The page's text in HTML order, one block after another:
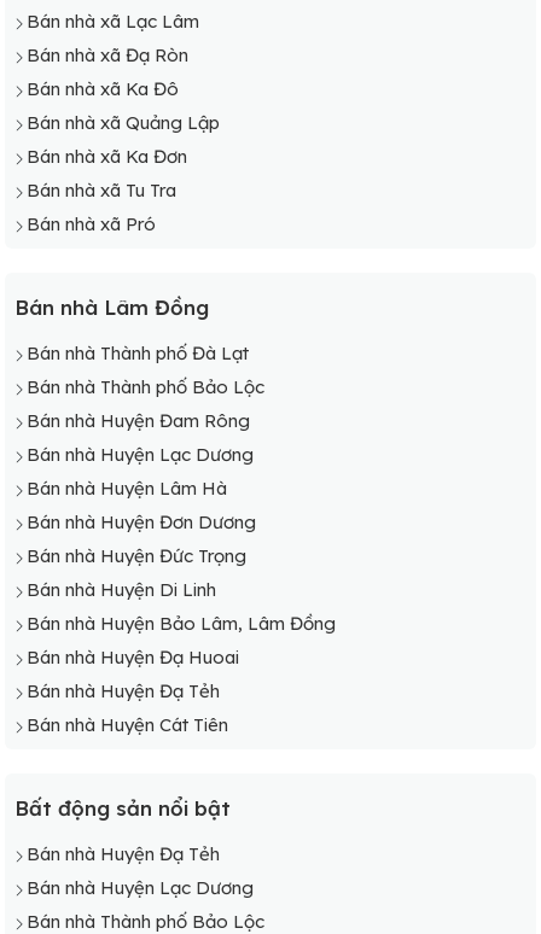
Bán nhà xã Lạc Lâm
Bán nhà xã Đạ Ròn
Bán nhà xã Ka Đô
Bán nhà xã Quảng Lập
Bán nhà xã Ka Đơn
Bán nhà xã Tu Tra
Bán nhà xã Pró
Bán nhà Lâm Đồng
Bán nhà Thành phố Đà Lạt
Bán nhà Thành phố Bảo Lộc
Bán nhà Huyện Đam Rông
Bán nhà Huyện Lạc Dương
Bán nhà Huyện Lâm Hà
Bán nhà Huyện Đơn Dương
Bán nhà Huyện Đức Trọng
Bán nhà Huyện Di Linh
Bán nhà Huyện Bảo Lâm, Lâm Đồng
Bán nhà Huyện Đạ Huoai
Bán nhà Huyện Đạ Tẻh
Bán nhà Huyện Cát Tiên
Bất động sản nổi bật
Bán nhà Huyện Đạ Tẻh
Bán nhà Huyện Lạc Dương
Bán nhà Thành phố Bảo Lộc